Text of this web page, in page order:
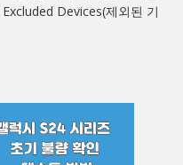
Devices(제외된 기